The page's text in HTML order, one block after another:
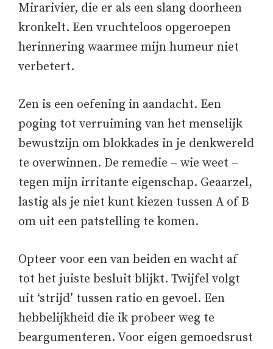
Mirarivier, die er als een slang doorheen
kronkelt. Een vruchteloos opgeroepen
herinnering waarmee mijn humeur niet
verbetert.
Zen is een oefening in aandacht. Een
poging tot verruiming van het menselijk
bewustzijn om blokkades in je denkwereld
te overwinnen. De remedie – wie weet –
tegen mijn irritante eigenschap. Geaarzel,
lastig als je niet kunt kiezen tussen A of B
om uit een patstelling te komen.
Opteer voor een van beiden en wacht af
tot het juiste besluit blijkt. Twijfel volgt
uit ‘strijd’ tussen ratio en gevoel. Een
hebbelijkheid die ik probeer weg te
beargumenteren. Voor eigen gemoedsrust